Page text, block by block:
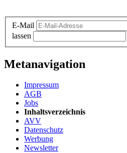
E-Mail
lassen
Metanavigation
Impressum
AGB
Jobs
Inhaltsverzeichnis
AVV
Datenschutz
Werbung
Newsletter